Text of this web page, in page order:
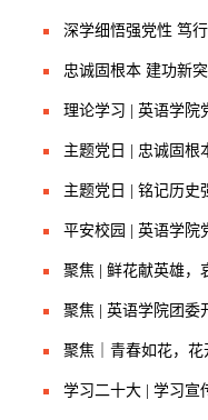
深学细悟强党性 笃
忠诚固根本 建功新
理论学习 | 英语学院
主题党日 | 忠诚固
主题党日 | 铭记历史
平安校园 | 英语学院
聚焦 | 鲜花献英雄
聚焦 | 英语学院团委
聚焦｜青春如花，
学习二十大 | 学习宣